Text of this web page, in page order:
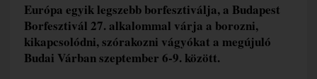
Európa egyik legszebb borfesztiválja, a Budapest
Borfesztivál 27. alkalommal várja a borozni,
kikapcsolódni, szórakozni vágyókat a megújuló
Budai Várban szeptember 6-9. között.